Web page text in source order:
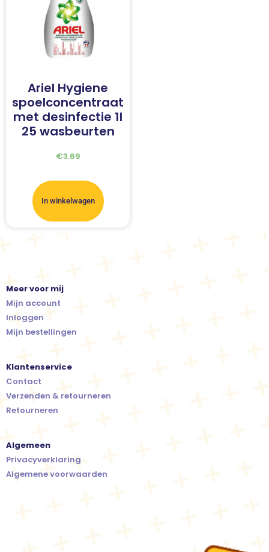
Ariel Hygiene
spoelconcentraat
met desinfectie 1l
25 wasbeurten
€3.69
In winkelwagen
Meer voor mij
Mijn account
Inloggen
Mijn bestellingen
Klantenservice
Contact
Verzenden & retourneren
Retourneren
Algemeen
Privacyverklaring
Algemene voorwaarden